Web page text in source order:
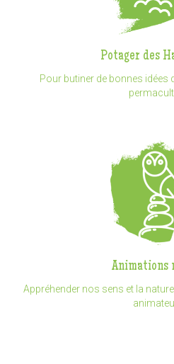
Potager des
Pour butiner de bonnes idées
Animations
Appréhender nos sens et la